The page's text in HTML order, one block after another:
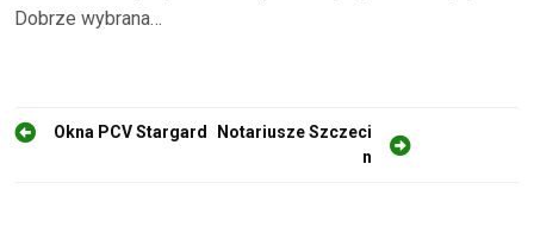
Dobrze wybrana…
N
Okna PCV Stargard
Notariusze Szczeci
n